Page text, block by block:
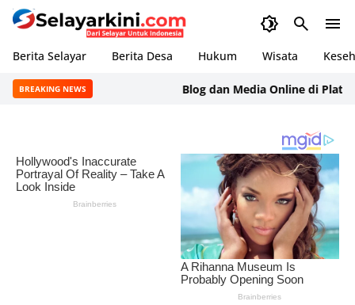
Berita Selayar Berita Desa Hukum Wisata
BREAKING NEWS Blog dan Media Online di